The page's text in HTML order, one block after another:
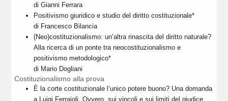
di Gianni Ferrara
Positivismo giuridico e studio del diritto costituzionale*
di Francesco Bilancia
(Neo)costituzionalismo: un’altra rinascita del diritto naturale?
Alla ricerca di un ponte tra neocostituzionalismo e
positivismo metodologico*
di Mario Dogliani
Costituzionalismo alla prova
È la corte costituzionale l’unico potere buono? Una domanda
a Luigi Ferrajoli. Ovvero, sui vincoli e sui limiti del giudice